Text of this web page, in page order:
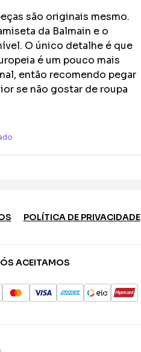
são originais mesmo.
da Balmain e o
O único detalhe é que
é um pouco mais
então recomendo pegar
se não gostar de roupa
POLÍTICA DE PRIVACIDADE
ACEITAMOS